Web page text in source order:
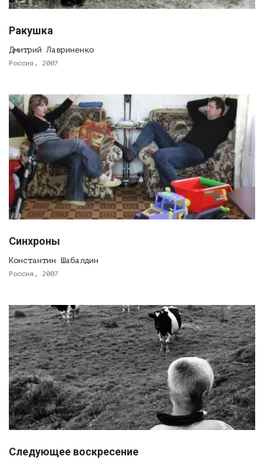
Ракушка
Дмитрий Лавриненко
Россия, 2007
Синхроны
Константин Шабалдин
Россия, 2007
Следующее воскресение